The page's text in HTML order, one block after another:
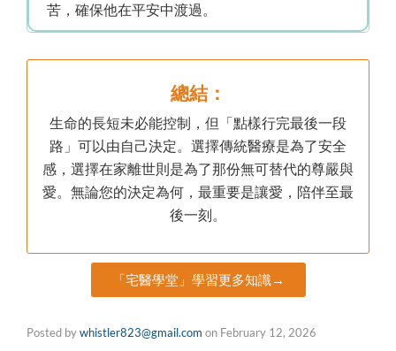
苦，確保他在平安中渡過。
總結：
生命的長短未必能控制，但「點樣行完最後一段
路」可以由自己決定。選擇傳統醫療是為了安全
感，選擇在家離世則是為了那份無可替代的尊嚴與
愛。無論您的決定為何，最重要是讓愛，陪伴至最
後一刻。
「宅醫學堂」學習更多知識→
Posted bywhistler823@gmail.com on February 12, 2026